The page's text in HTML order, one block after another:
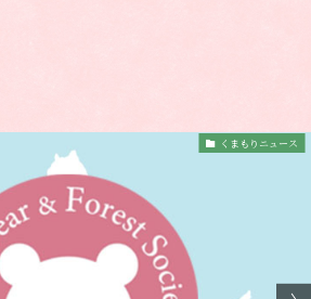
くまもりニュース